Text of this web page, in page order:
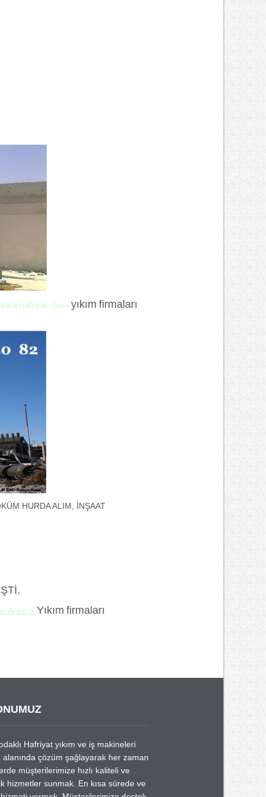
hafriyat, Bina yıkım firmaları,
HURDA ALIM, İNŞAAT
Ankara Yıkım firmaları
Hafriyat yıkım ve iş makineleri
alanında çözüm şağlayarak her zaman
müşterilerimize hızlı kaliteli ve
hizmetler sunmak. En kısa sürede ve